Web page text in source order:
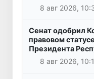
8 авг 2026,
Сенат одобрил
правовом
Президента
8 авг 2026,